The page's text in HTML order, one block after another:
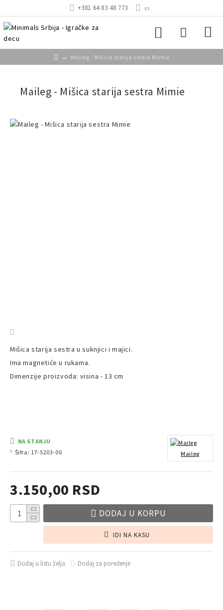
+381 64 83 48 773
Maileg - Mišica starija sestra Mimie
Maileg - Mišica starija sestra Mimie
Mišica starija sestra u suknjici i majici.
Ima magnetiće u rukama.
Dimenzije proizvoda: visina - 13 cm
3.150,00 RSD
NA STANJU
Šifra: 17-5203-00 Maileg
DODAJ U KORPU
IDI NA KASU
Dodaj u listu želja Dodaj za poređenje